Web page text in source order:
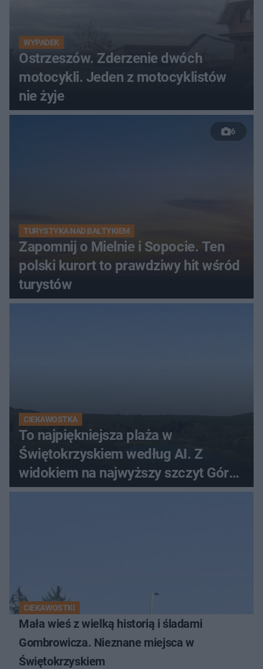
WYPADEK
Ostrzeszów. Zderzenie dwóch
motocykli. Jeden z motocyklistów
nie żyje
6
TURYSTYKA NAD BAŁTYKIEM
Zapomnij o Mielnie i Sopocie. Ten
polski kurort to prawdziwy hit wśród
turystów
CIEKAWOSTKA
To najpiękniejsza plaża w
Świętokrzyskiem według AI. Z
widokiem na najwyższy szczyt Gór
Świętokrzyskich
CIEKAWOSTKI
Mała wieś z wielką historią i śladami
Gombrowicza. Nieznane miejsca w
Świętokrzyskiem